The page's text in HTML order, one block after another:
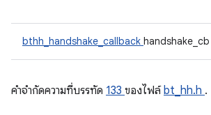
bthh_handshake_callback handshake_cb
คําจํากัดความที่บรรทัด 133 ของไฟล์bt_hh.h .